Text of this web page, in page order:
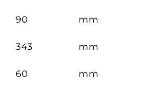
90 mm
343 mm
60 mm